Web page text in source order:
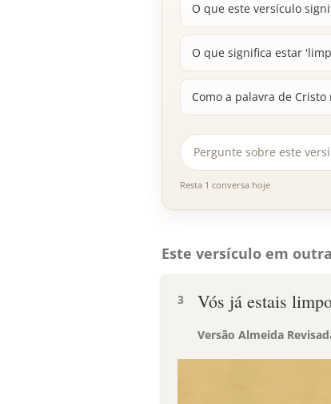
O que este versículo
O que significa estar
Como a palavra de
Resta 1 conversa hoje
Este versículo em
3 Vós já estais
Versão Almeida